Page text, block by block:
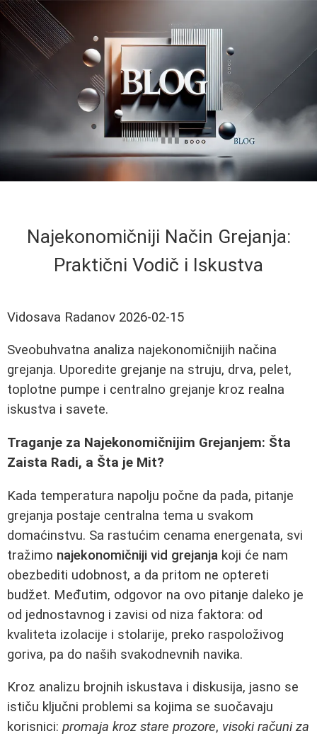
Najekonomičniji Način Grejanja:
Praktični Vodič i Iskustva
Vidosava Radanov 2026-02-15
Sveobuhvatna analiza najekonomičnijih načina
grejanja. Uporedite grejanje na struju, drva, pelet,
toplotne pumpe i centralno grejanje kroz realna
iskustva i savete.
Traganje za Najekonomičnijim Grejanjem: Šta
Zaista Radi, a Šta je Mit?
Kada temperatura napolju počne da pada, pitanje
grejanja postaje centralna tema u svakom
domaćinstvu. Sa rastućim cenama energenata, svi
tražimo najekonomičniji vid grejanja koji će nam
obezbediti udobnost, a da pritom ne optereti
budžet. Međutim, odgovor na ovo pitanje daleko je
od jednostavnog i zavisi od niza faktora: od
kvaliteta izolacije i stolarije, preko raspoloživog
goriva, pa do naših svakodnevnih navika.
Kroz analizu brojnih iskustava i diskusija, jasno se
ističu ključni problemi sa kojima se suočavaju
korisnici: promaja kroz stare prozore, visoki računi za